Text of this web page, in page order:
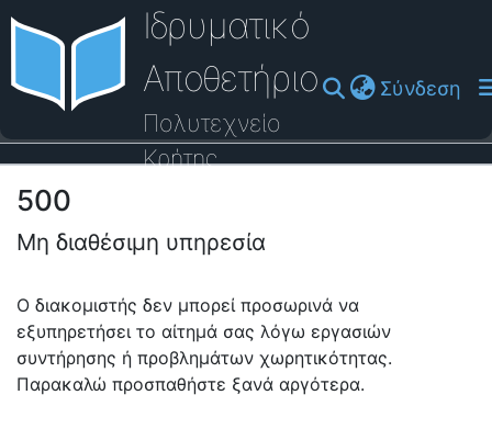
Ιδρυματικό
Αποθετήριο
Πολυτεχνείο
Κρήτης
Σύνδεση
Οδηγός Βοήθειας
500
Μη διαθέσιμη υπηρεσία
Ο διακομιστής δεν μπορεί προσωρινά να
εξυπηρετήσει το αίτημά σας λόγω εργασιών
συντήρησης ή προβλημάτων χωρητικότητας.
Παρακαλώ προσπαθήστε ξανά αργότερα.